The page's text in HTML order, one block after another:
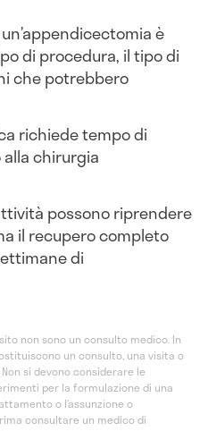
è
di procedura, il tipo di
che potrebbero
richiede tempo di
chirurgia
possono riprendere
il recupero completo
di
non sono un consulto medico. In
un consulto, una visita o
si devono considerare le
per la formulazione di una
o l’assunzione o
consultare un medico di